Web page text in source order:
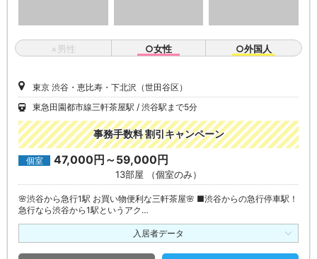
×男性 ○女性 ○外国人
東京 渋谷・恵比寿・下北沢（世田谷区）
東急田園都市線三軒茶屋駅
渋谷駅まで5分
事務手数料 割引キャンペーン
個室 47,000円～59,000円
13部屋 （個室のみ）
🌸渋谷から急行1駅 お買い物便利な三軒茶屋🌸 ■渋谷からの急行停車駅！
急行なら渋谷から1駅というアク…
入居者データ